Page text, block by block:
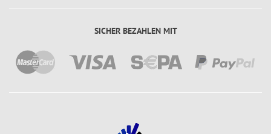
SICHER BEZAHLEN MIT